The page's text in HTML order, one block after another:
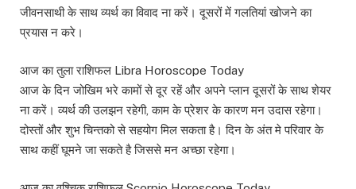
जीवनसाथी के साथ व्यर्थ का विवाद ना करें। दूसरों में गलतियां खोजने का
प्रयास न करे।
आज का तुला राशिफल Libra Horoscope Today
आज के दिन जोखिम भरे कामों से दूर रहें और अपने प्लान दूसरों के साथ शेयर
ना करें। व्यर्थ की उलझन रहेगी, काम के प्रेशर के कारण मन उदास रहेगा।
दोस्तों और शुभ चिन्तको से सहयोग मिल सकता है। दिन के अंत मे परिवार के
साथ कहीं घूमने जा सकते है जिससे मन अच्छा रहेगा।